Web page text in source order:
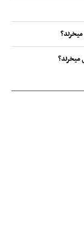
میخرند؟
میخرند؟